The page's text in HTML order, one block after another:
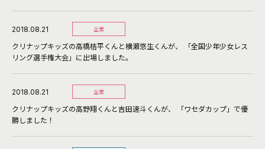
2018.08.21 企業
クリナップキッズの高橋桔平くんと横瀬悠生くんが、 「全国少年少女レス
リング選手権大会」に出場しました。
2018.08.21 企業
クリナップキッズの高野翔くんと吉田速斗くんが、 「ワセダカップ」で優
勝しました！